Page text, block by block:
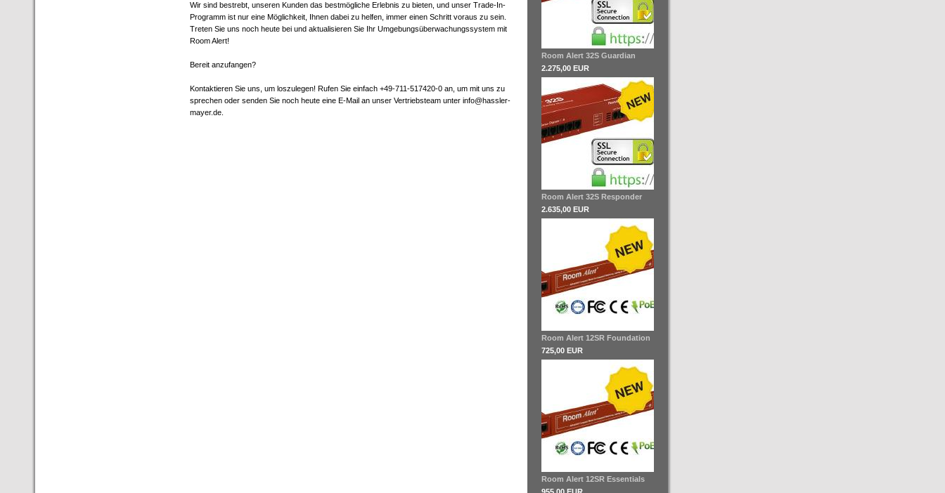
Wir sind bestrebt, unseren Kunden das bestmögliche Erlebnis zu bieten, und unser Trade-In-
Programm ist nur eine Möglichkeit, Ihnen dabei zu helfen, immer einen Schritt voraus zu sein.
Treten Sie uns noch heute bei und aktualisieren Sie Ihr Umgebungsüberwachungssystem mit
Room Alert!
Bereit anzufangen?
Kontaktieren Sie uns, um loszulegen! Rufen Sie einfach +49-711-517420-0 an, um mit uns zu
sprechen oder senden Sie noch heute eine E-Mail an unser Vertriebsteam unter info@hassler-
mayer.de.
Room Alert 32S Guardian
2.275,00 EUR
Room Alert 32S Responder
2.635,00 EUR
Room Alert 12SR Foundation
725,00 EUR
Room Alert 12SR Essentials